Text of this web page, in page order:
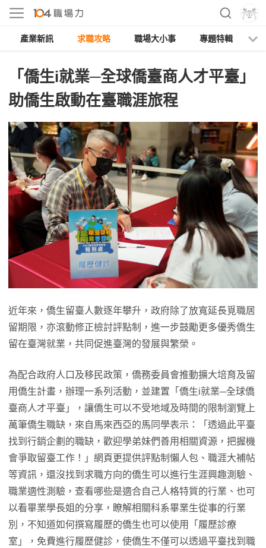
產業新訊 求職攻略 職場大小事 專題特輯
「僑生i就業─全球僑臺商人才平臺」
助僑生啟動在臺職涯旅程
近年來，僑生留臺人數逐年攀升，政府除了放寬延長覓職居
留期限，亦滾動修正檢討評點制，進一步鼓勵更多優秀僑生
留在臺灣就業，共同促進臺灣的發展與繁榮。
為配合政府人口及移民政策，僑務委員會推動擴大培育及留
用僑生計畫，辦理一系列活動，並建置「僑生i就業─全球僑
臺商人才平臺」，讓僑生可以不受地域及時間的限制瀏覽上
萬筆僑生職缺，來自馬來西亞的馬同學表示：「透過此平臺
找到行銷企劃的職缺，歡迎學弟妹們善用相關資源，把握機
會爭取留臺工作！」網頁更提供評點制懶人包、職涯大補帖
等資訊，還沒找到求職方向的僑生可以進行生涯興趣測驗、
職業適性測驗，查看哪些是適合自己人格特質的行業、也可
以看畢業學長姐的分享，瞭解相關科系畢業生從事的行業
別，不知道如何撰寫履歷的僑生也可以使用「履歷診療
室」，免費進行履歷健診，使僑生不僅可以透過平臺找到職